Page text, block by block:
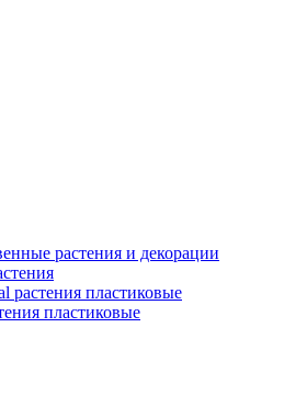
растения и декорации
растения пластиковые
пластиковые